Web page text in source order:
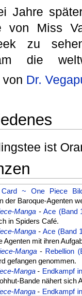
Jahre
von Miss
zu
die
von Dr.
ist
~ One Piece
der Baroque-Agenten
Manga -Ace (Band
in Spiders Café.
Manga- Ace (Band
Agenten mit ihren
Manga - Rebellion
gefangen genommen.
Manga- Endkampf
Bande nähert sich
Manga- Endkampf